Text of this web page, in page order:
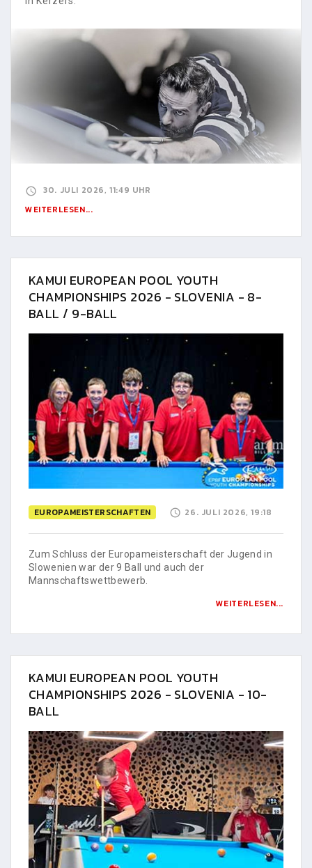
30. JULI 2026, 11:49 UHR
WEITERLESEN...
KAMUI EUROPEAN POOL YOUTH
CHAMPIONSHIPS 2026 - SLOVENIA - 8-
BALL / 9-BALL
EUROPAMEISTERSCHAFTEN 26. JULI 2026, 19:18
Zum Schluss der Europameisterschaft der Jugend in
Slowenien war der 9 Ball und auch der
Mannschaftswettbewerb.
WEITERLESEN...
KAMUI EUROPEAN POOL YOUTH
CHAMPIONSHIPS 2026 - SLOVENIA - 10-
BALL